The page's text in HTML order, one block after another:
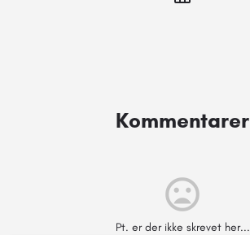
Kommentarer
Pt. er der ikke skrevet her...